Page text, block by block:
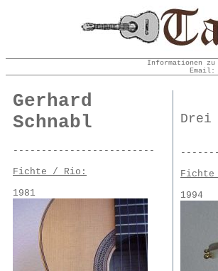
Informationen
Email:
Gerhard
Schnabl
-------------------------
Fichte / Rio:
1981
Drei
1994